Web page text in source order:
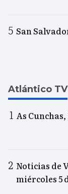
San
Atlántico TV
As
Noticias de
miércoles 5